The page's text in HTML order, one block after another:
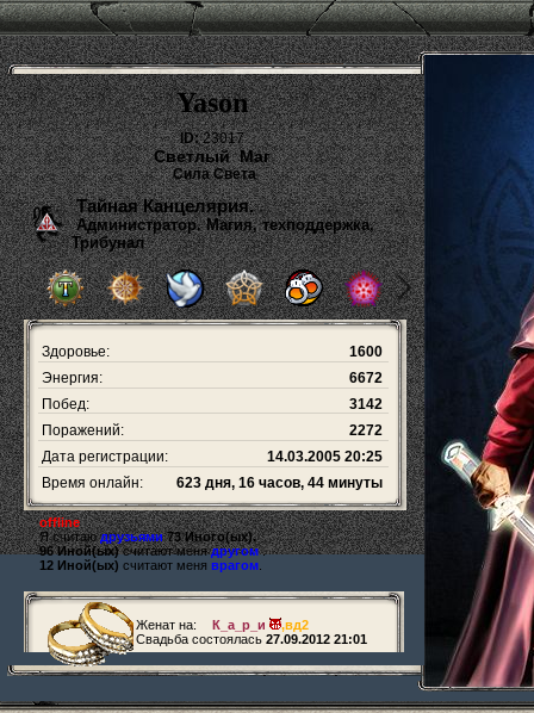
Yason
ID:23017
Светлый Маг
Сила Света
Тайная Канцелярия.
Администратор. Магия, техподдержка,
Трибунал
Здоровье:
1600
Энергия:
6672
Побед:
3142
Поражений:
2272
Дата регистрации:
14.03.2005 20:25
Время онлайн:
623 дня, 16 часов, 44 минуты
offline
Я считаюдрузьями 73 Иного(ых).
96 Иной(ых)считают менядругом .
12 Иной(ых) считают меня врагом
Женат на: К_а_р_и ,вд2
Свадьба состоялась 27.09.2012 21:01